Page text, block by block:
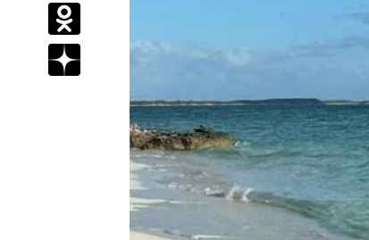
Поделиться в Одноклассниках
Подписаться на нас в Дзен